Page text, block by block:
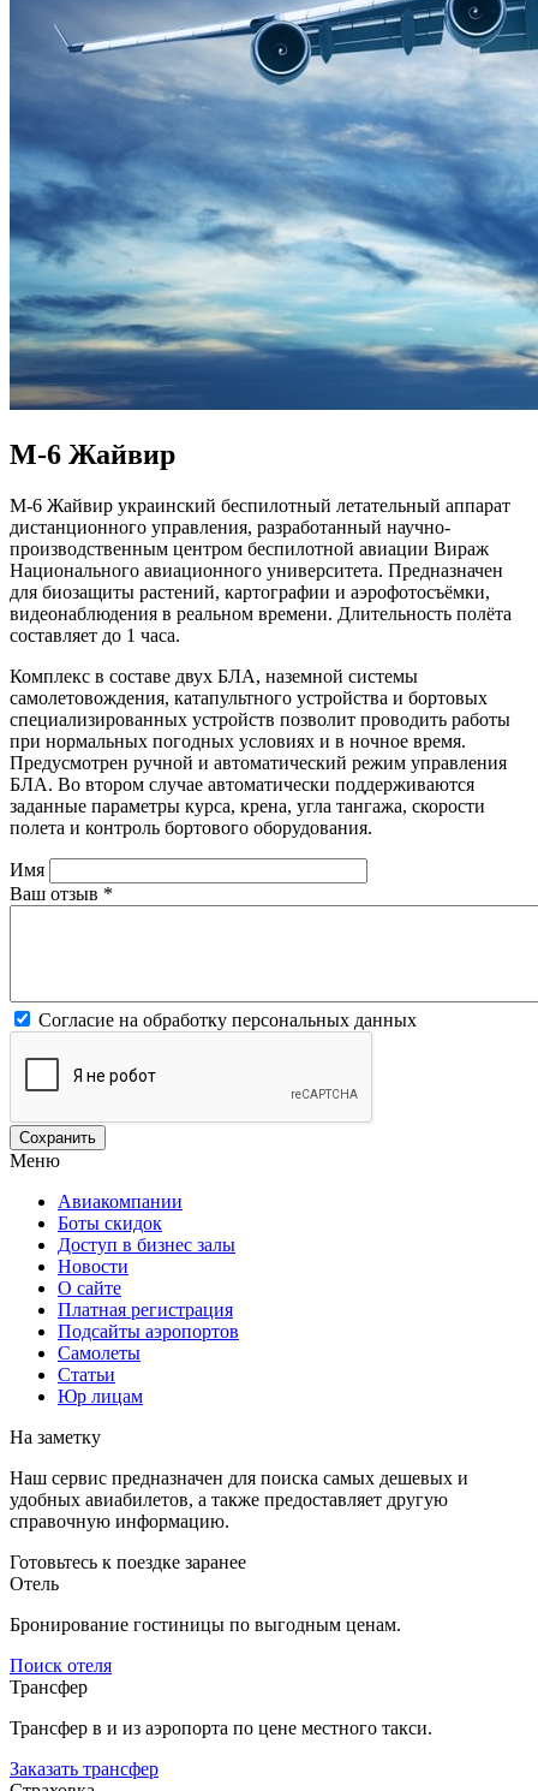
М-6 Жайвир
М-6 Жайвир украинский беспилотный летательный аппарат
дистанционного управления, разработанный научно-
производственным центром беспилотной авиации Вираж
Национального авиационного университета. Предназначен
для биозащиты растений, картографии и аэрофотосъёмки,
видеонаблюдения в реальном времени. Длительность полёта
составляет до 1 часа.
Комплекс в составе двух БЛА, наземной системы
самолетовождения, катапультного устройства и бортовых
специализированных устройств позволит проводить работы
при нормальных погодных условиях и в ночное время.
Предусмотрен ручной и автоматический режим управления
БЛА. Во втором случае автоматически поддерживаются
заданные параметры курса, крена, угла тангажа, скорости
полета и контроль бортового оборудования.
Имя
Ваш отзыв *
Согласие на обработку персональных данных
Меню
Авиакомпании
Боты скидок
Доступ в бизнес залы
Новости
О сайте
Платная регистрация
Подсайты аэропортов
Самолеты
Статьи
Юр лицам
На заметку
Наш сервис предназначен для поиска самых дешевых и
удобных авиабилетов, а также предоставляет другую
справочную информацию.
Готовьтесь к поездке заранее
Отель
Бронирование гостиницы по выгодным ценам.
Поиск отеля
Трансфер
Трансфер в и из аэропорта по цене местного такси.
Заказать трансфер